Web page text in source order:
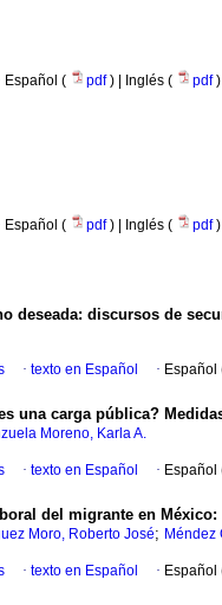
Español ( pdf) | Inglés ( pdf)
Español ( pdf) | Inglés ( pdf)
deseada: discursos de
· texto en Español · Español
una carga pública?
Moreno, Karla A.
· texto en Español · Español
del migrante en
Moro, Roberto José; Méndez
· texto en Español · Español